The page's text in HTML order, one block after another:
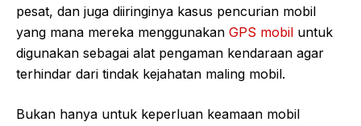
pesat, dan juga diiringinya kasus pencurian mobil
yang mana mereka menggunakan GPS mobil untuk
digunakan sebagai alat pengaman kendaraan agar
terhindar dari tindak kejahatan maling mobil.
Bukan hanya untuk keperluan keamaan mobil